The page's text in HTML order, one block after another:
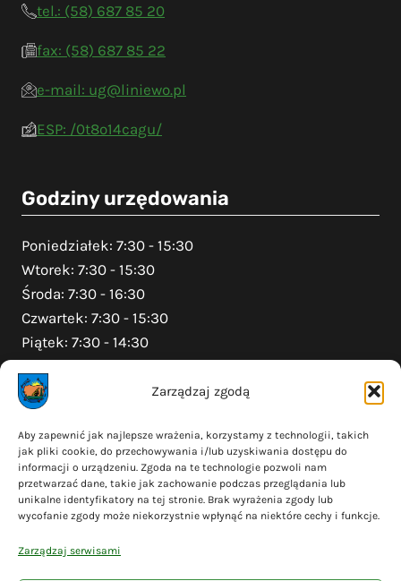
Zarządzaj zgodą
Aby zapewnić jak najlepsze wrażenia, korzystamy z technologii, takich
jak pliki cookie, do przechowywania i/lub uzyskiwania dostępu do
informacji o urządzeniu. Zgoda na te technologie pozwoli nam
przetwarzać dane, takie jak zachowanie podczas przeglądania lub
unikalne identyfikatory na tej stronie. Brak wyrażenia zgody lub
wycofanie zgody może niekorzystnie wpłynąć na niektóre cechy i funkcje.
Zarządzaj serwisami
tel.: (58) 687 85 20
fax: (58) 687 85 22
e-mail: ug@liniewo.pl
ESP: /0t8o14cagu/
Godziny urzędowania
Poniedziałek: 7:30 - 15:30
Wtorek: 7:30 - 15:30
Środa: 7:30 - 16:30
Czwartek: 7:30 - 15:30
Piątek: 7:30 - 14:30
Na skróty
Polityka prywatności
Polityka plików cookies (EU)
Deklaracja dostępności
Mapa serwisu